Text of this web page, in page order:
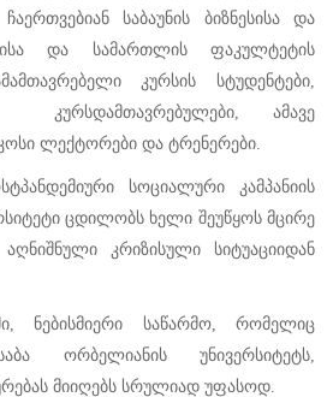
საბაუნის ბიზნესისა და
და სამართლის ფაკულტეტის
კურსის სტუდენტები,
კურსდამთავრებულები, ამავე
ლექტორები და ტრენერები.
სოციალური კამპანიის
ცდილობს ხელი შეუწყოს მცირე
კრიზისული სიტუაციიდან
ნებისმიერი საწარმო, რომელიც
ორბელიანის უნივერსიტეტს,
მიიღებს სრულიად უფასოდ.